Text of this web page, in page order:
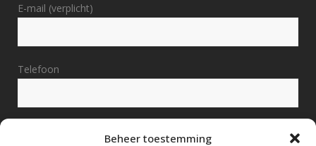
Beheer toestemming
E-mail (verplicht)
Telefoon